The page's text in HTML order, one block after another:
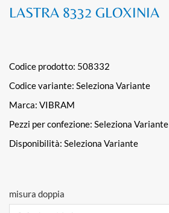
LASTRA 8332 GLOXINIA
Codice prodotto: 508332
Codice variante: Seleziona Variante
Marca: VIBRAM
Pezzi per confezione: Seleziona Variante
Disponibilità: Seleziona Variante
misura doppia